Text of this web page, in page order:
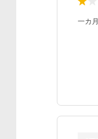
一カ